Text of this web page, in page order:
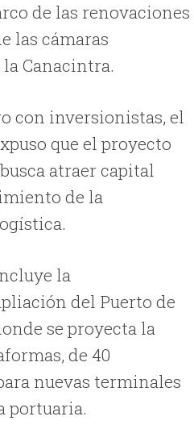
de las renovaciones
las cámaras
Canacintra.
con inversionistas, el
que el proyecto
atraer capital
de la
la
del Puerto de
se proyecta la
de 40
nuevas terminales
portuaria.